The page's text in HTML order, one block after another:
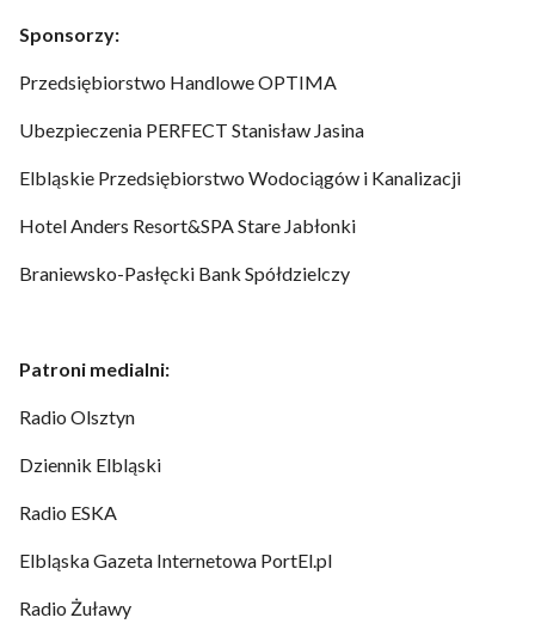
Sponsorzy:
Przedsiębiorstwo Handlowe OPTIMA
Ubezpieczenia PERFECT Stanisław Jasina
Elbląskie Przedsiębiorstwo Wodociągów i Kanalizacji
Hotel Anders Resort&SPA Stare Jabłonki
Braniewsko-Pasłęcki Bank Spółdzielczy
Patroni medialni:
Radio Olsztyn
Dziennik Elbląski
Radio ESKA
Elbląska Gazeta Internetowa PortEl.pl
Radio Żuławy